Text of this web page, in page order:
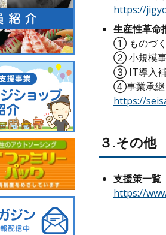
https://
生産性革命
① ものづく
② 小規模事
③ IT導入補
④事業承継
https://
３.その他
支援策一覧
https://